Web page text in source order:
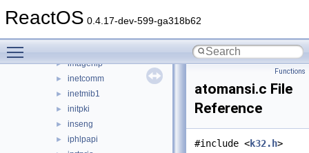
ReactOS 0.4.17-dev-599-ga318b62
► iernonce
► imagehlp
► inetcomm
► inetmib1
► initpki
► inseng
► iphlpapi
Functions
atomansi.c File
Reference
#include <k32.h>